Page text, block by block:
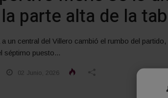
parte alta de la
a un central del Villero cambió el rumbo del
séptimo puesto...
02 Junio, 2026